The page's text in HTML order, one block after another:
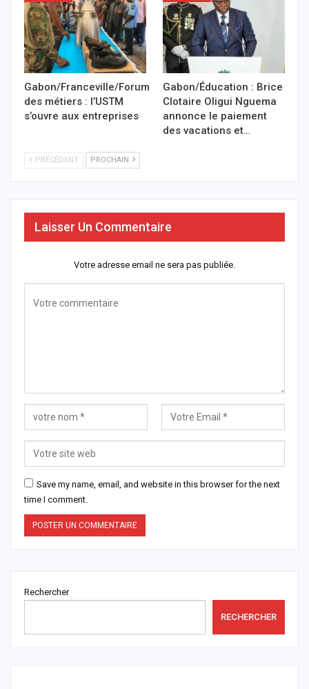
Gabon/Franceville/Forum
des métiers : l’USTM
s’ouvre aux entreprises
Gabon/Éducation : Brice
Clotaire Oligui Nguema
annonce le paiement
des vacations et…
PRÉCÉDENT PROCHAIN
Laisser Un Commentaire
Votre adresse email ne sera pas publiée.
Save my name, email, and website in this browser for the next
time I comment.
Rechercher
RECHERCHER